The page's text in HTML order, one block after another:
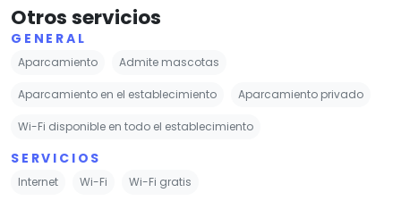
Otros servicios
GENERAL
Aparcamiento Admite mascotas
Aparcamiento en el establecimiento Aparcamiento privado
Wi-Fi disponible en todo el establecimiento
SERVICIOS
Internet Wi-Fi Wi-Fi gratis